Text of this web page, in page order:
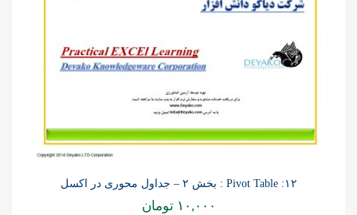
۱۲: Pivot Table : بخش ۲ – جداول محوری در اکسل
۱۰,۰۰۰ تومان